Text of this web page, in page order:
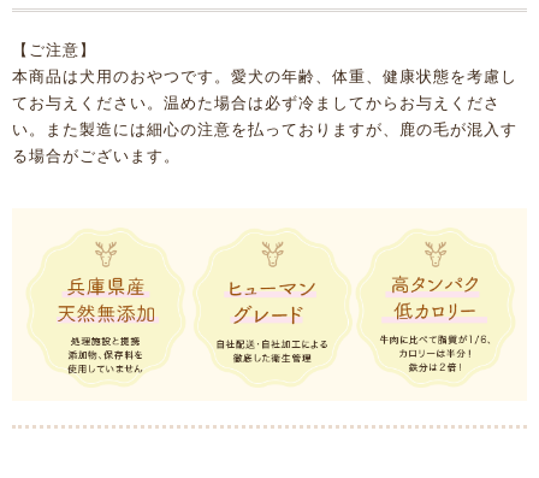
【ご注意】
本商品は犬用のおやつです。愛犬の年齢、体重、健康状態を考慮し
てお与えください。温めた場合は必ず冷ましてからお与えくださ
い。また製造には細心の注意を払っておりますが、鹿の毛が混入す
る場合がございます。